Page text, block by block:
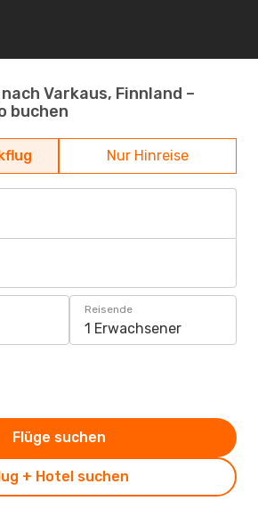
Varkaus, Finnland –
buchen
Nur Hinreise
Reisende
1 Erwachsener
+ Hotel suchen
Flüge suchen